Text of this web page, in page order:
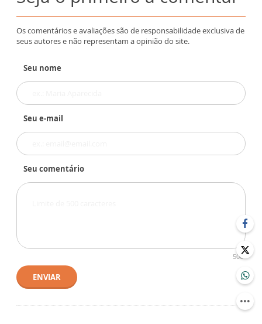
Os comentários e avaliações são de responsabilidade exclusiva de
seus autores e não representam a opinião do site.
Seu nome
Seu e-mail
Seu comentário
500
ENVIAR